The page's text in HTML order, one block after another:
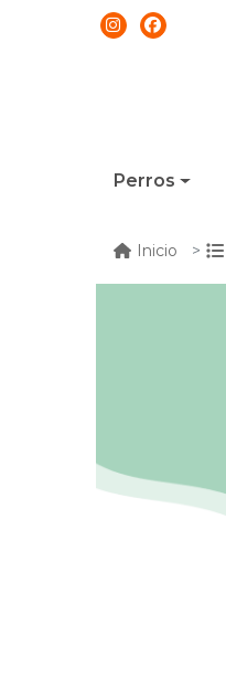
Perros
Inicio